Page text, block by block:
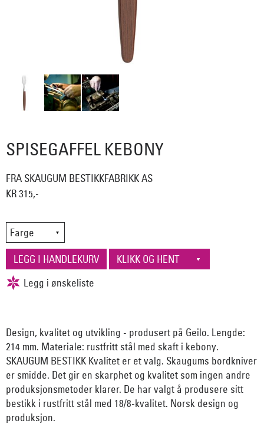
SPISEGAFFEL KEBONY
FRA SKAUGUM BESTIKKFABRIKK AS
KR 315,-
Design, kvalitet og utvikling - produsert på Geilo. Lengde:
214 mm. Materiale: rustfritt stål med skaft i kebony.
SKAUGUM BESTIKK Kvalitet er et valg. Skaugums bordkniver
er smidde. Det gir en skarphet og kvalitet som ingen andre
produksjonsmetoder klarer. De har valgt å produsere sitt
bestikk i rustfritt stål med 18/8-kvalitet. Norsk design og
produksjon.